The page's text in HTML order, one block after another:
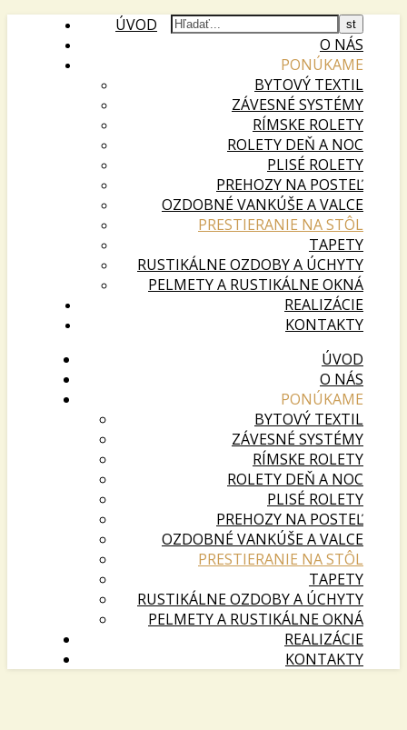
ÚVOD
O NÁS
PONÚKAME
BYTOVÝ TEXTIL
ZÁVESNÉ SYSTÉMY
RÍMSKE ROLETY
ROLETY DEŇ A NOC
PLISÉ ROLETY
PREHOZY NA POSTEĽ
OZDOBNÉ VANKÚŠE A VALCE
PRESTIERANIE NA STÔL
TAPETY
RUSTIKÁLNE OZDOBY A ÚCHYTY
PELMETY A RUSTIKÁLNE OKNÁ
REALIZÁCIE
KONTAKTY
ÚVOD
O NÁS
PONÚKAME
BYTOVÝ TEXTIL
ZÁVESNÉ SYSTÉMY
RÍMSKE ROLETY
ROLETY DEŇ A NOC
PLISÉ ROLETY
PREHOZY NA POSTEĽ
OZDOBNÉ VANKÚŠE A VALCE
PRESTIERANIE NA STÔL
TAPETY
RUSTIKÁLNE OZDOBY A ÚCHYTY
PELMETY A RUSTIKÁLNE OKNÁ
REALIZÁCIE
KONTAKTY